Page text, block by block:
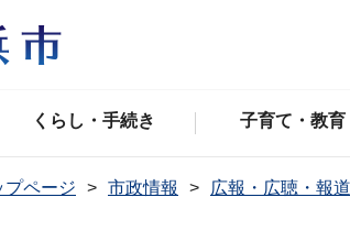
くらし・手続き 子育て・教育
プページ 市政情報 広報・広聴・報道